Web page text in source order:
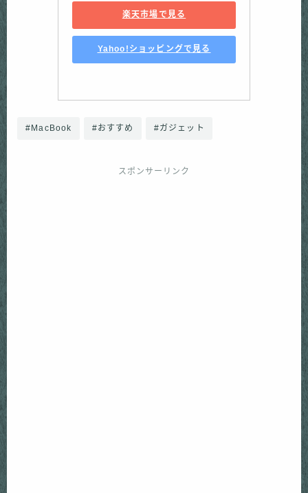
楽天市場で見る
Yahoo!ショッピングで見る
#MacBook #おすすめ #ガジェット
スポンサーリンク